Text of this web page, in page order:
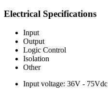
Electrical Specifications
Input
Output
Logic Control
Isolation
Other
Input voltage: 36V - 75Vdc